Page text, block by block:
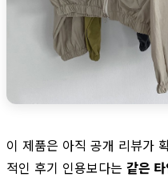
이 제품은 아직 공개 리뷰가
적인 후기 인용보다는 같은